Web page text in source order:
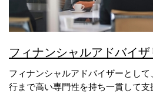
フィナンシャルアドバイザ
フィナンシャルアドバイザーとし
行まで高い専門性を持ち一貫して支